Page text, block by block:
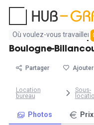
Aucun
résultat
Bureau lumineux
Boulogne-
Partager
Location
bureau
Sous-
Photos Prix